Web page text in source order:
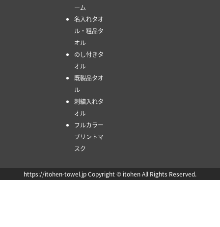
ーム
名入れタオ
ル・粗品タ
オル
のし付きタ
オル
既製品タオ
ル
刺繍入れタ
オル
フルカラー
プリントマ
スク
https://itohen-towel.jp Copyright © itohen All Rights Reserved.